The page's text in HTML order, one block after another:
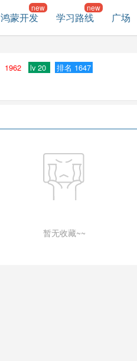
鸿蒙开发 学习路线 广场
1962 lv 20 排名 1647
暂无收藏~~